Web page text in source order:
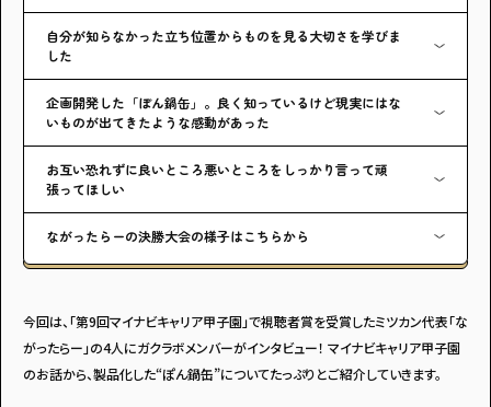
自分が知らなかった立ち位置からものを見る大切さを学びま
した
企画開発した「ぽん鍋缶」。良く知っているけど現実にはな
いものが出てきたような感動があった
お互い恐れずに良いところ悪いところをしっかり言って頑
張ってほしい
ながったらーの決勝大会の様子はこちらから
今回は、「第9回マイナビキャリア甲子園」で視聴者賞を受賞したミツカン代表「な
がったらー」の4人にガクラボメンバーがインタビュー！ マイナビキャリア甲子園
のお話から、製品化した“ぽん鍋缶”についてたっぷりとご紹介していきます。